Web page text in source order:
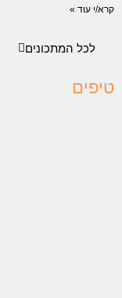
קרא/י עוד »
לכל המתכונים
טיפים